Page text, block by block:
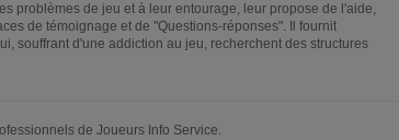
problèmes de jeu et à leur entourage, leur propose de l'aide,
de témoignage et de "Questions-réponses". Il fournit
souffrant d'une addiction au jeu, recherchent des structures
de Joueurs Info Service.